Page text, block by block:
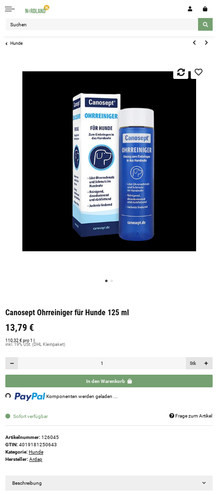
Hunde
Canosept Ohrreiniger für Hunde 125 ml
13,79 €
110,32 € pro 1 l
inkl. 19% USt. (DHL Kleinpaket)
Stk
In den Warenkorb
Komponenten werden geladen ...
Sofort verfügbar Frage zum Artikel
Artikelnummer: 126045
GTIN: 4019181250643
Kategorie: Hunde
Hersteller: Ardap
Beschreibung